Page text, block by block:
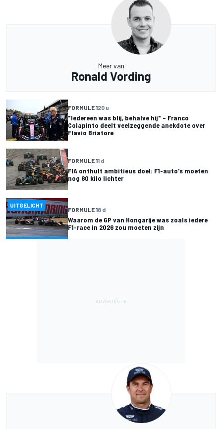
Meer van
Ronald Vording
FORMULE 120 u
"Iedereen was blij, behalve hij" – Franco
Colapinto deelt veelzeggende anekdote over
Flavio Briatore
FORMULE 11 d
FIA onthult ambitieus doel: F1-auto's moeten
nog 80 kilo lichter
UITGELICHT
FORMULE 18 d
Waarom de GP van Hongarije was zoals iedere
F1-race in 2026 zou moeten zijn